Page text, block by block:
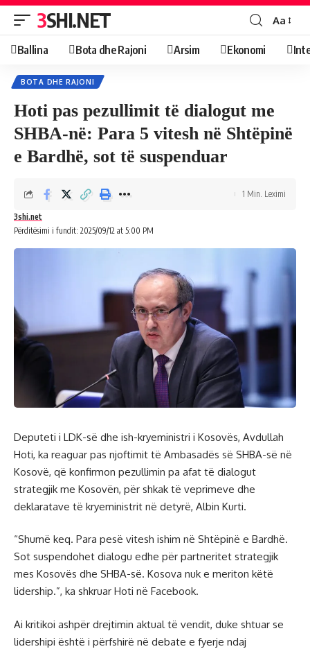
3SHI.NET Aa
Ballina Bota dhe Rajoni Arsim Ekonomi
BOTA DHE RAJONI
Hoti pas pezullimit të dialogut me
SHBA-në: Para 5 vitesh në Shtëpinë
e Bardhë, sot të suspenduar
Përditësimi i fundit: 2025/09/12 at 5:00 PM
3shi.net
1 Min. Leximi
Deputeti i LDK-së dhe ish-kryeministri i Kosovës, Avdullah
Hoti, ka reaguar pas njoftimit të Ambasadës së SHBA-së në
Kosovë, që konfirmon pezullimin pa afat të dialogut
strategjik me Kosovën, për shkak të veprimeve dhe
deklaratave të kryeministrit në detyrë, Albin Kurti.
“Shumë keq. Para pesë vitesh ishim në Shtëpinë e Bardhë.
Sot suspendohet dialogu edhe për partneritet strategjik
mes Kosovës dhe SHBA-së. Kosova nuk e meriton këtë
lidership.”, ka shkruar Hoti në Facebook.
Ai kritikoi ashpër drejtimin aktual të vendit, duke shtuar se
lidershipi është i përfshirë në debate e fyerje ndaj